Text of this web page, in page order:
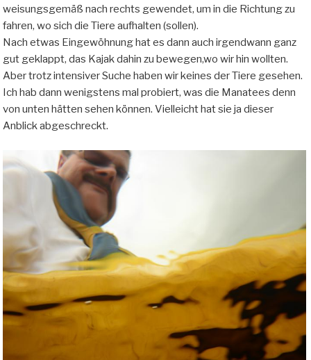
weisungsgemäß nach rechts gewendet, um in die Richtung zu
fahren, wo sich die Tiere aufhalten (sollen).
Nach etwas Eingewöhnung hat es dann auch irgendwann ganz
gut geklappt, das Kajak dahin zu bewegen,wo wir hin wollten.
Aber trotz intensiver Suche haben wir keines der Tiere gesehen.
Ich hab dann wenigstens mal probiert, was die Manatees denn
von unten hätten sehen können. Vielleicht hat sie ja dieser
Anblick abgeschreckt.